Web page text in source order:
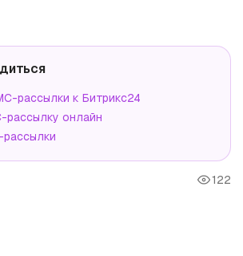
рассылки к Битрикс24
онлайн
122